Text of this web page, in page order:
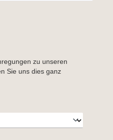
zu unseren
Sie uns dies ganz